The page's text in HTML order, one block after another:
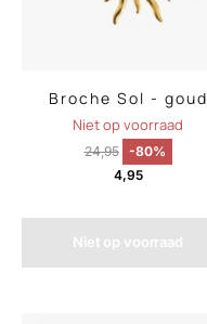
Broche Sol - goud
Niet op voorraad
24,95
-80%
4,95
Niet op voorraad